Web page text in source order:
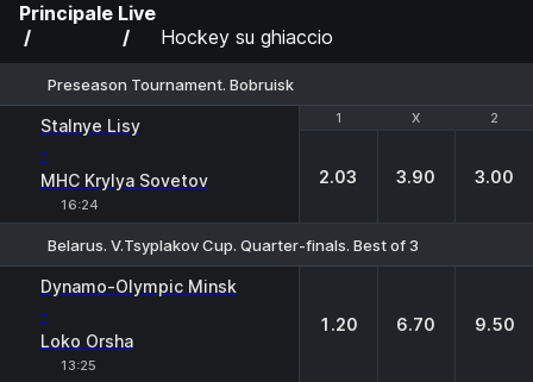
Principale Live
Hockey su ghiaccio
Preseason Tournament. Bobruisk
1 X 2
Stalnye Lisy
-
MHC Krylya Sovetov
16:24
1 X 2
2.03 3.90 3.00
Belarus. V.Tsyplakov Cup. Quarter-finals. Best of 3
Dynamo-Olympic Minsk
-
Loko Orsha
13:25
1.20 6.70 9.50